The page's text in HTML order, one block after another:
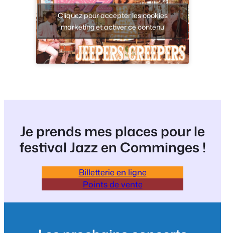
Cliquez pour accepter les cookies
marketing et activer ce contenu
Je prends mes places pour le
festival Jazz en Comminges !
Billetterie en ligne
Points de vente